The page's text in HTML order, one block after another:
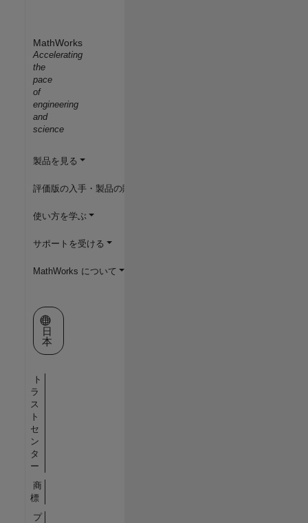
MathWorks
Accelerating
the
pace
of
engineering
and
science
製品を見る
評価版の入手・製品の購入
使い方を学ぶ
サポートを受ける
MathWorks について
Web サイトの選択
日
本
ト
ラ
ス
ト
セ
ン
タ
ー
商
標
プ